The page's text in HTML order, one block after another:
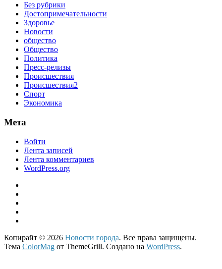
Без рубрики
Достопримечательности
Здоровье
Новости
общество
Общество
Политика
Пресс-релизы
Происшествия
Происшествия2
Спорт
Экономика
Мета
Войти
Лента записей
Лента комментариев
WordPress.org
Копирайт © 2026 Новости города. Все права защищены.
Тема ColorMag от ThemeGrill. Создано на WordPress.